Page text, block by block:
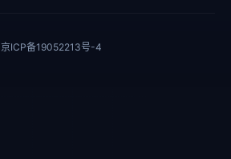
京ICP备19052213号-4